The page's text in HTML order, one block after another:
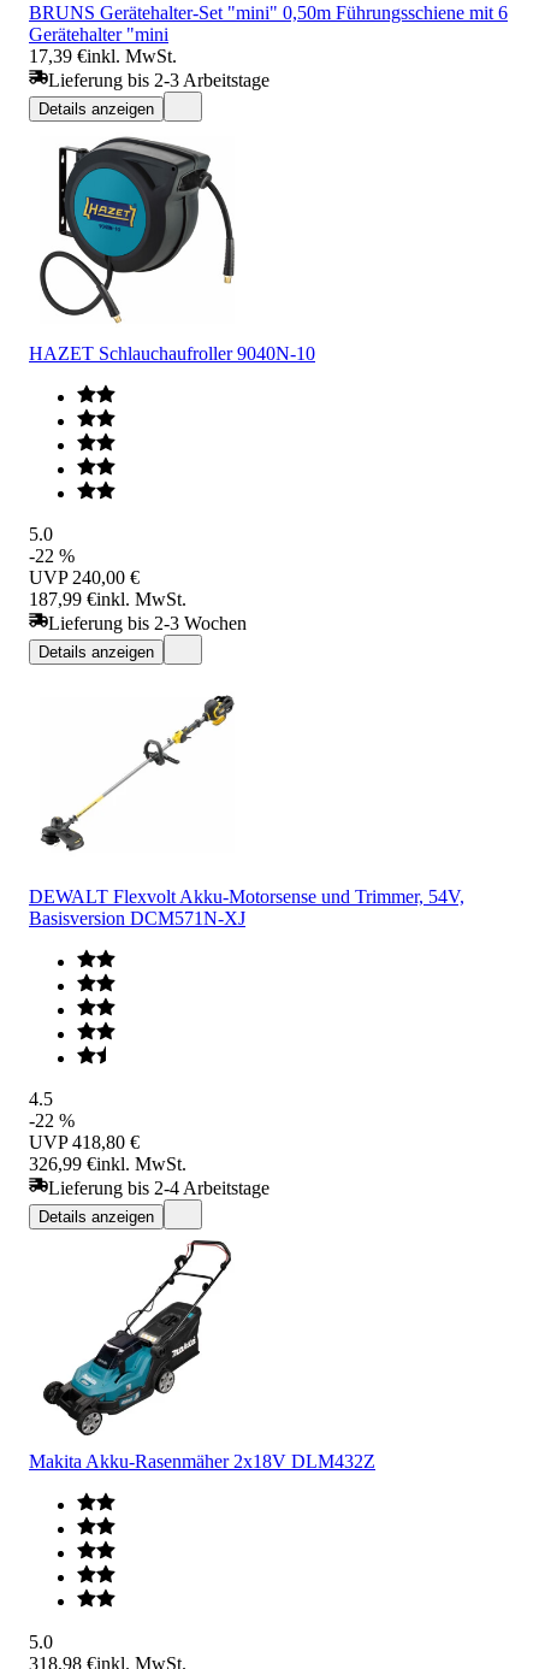
BRUNS Gerätehalter-Set "mini" 0,50m Führungsschiene mit 6
Gerätehalter "mini
17,39 €inkl. MwSt.
Lieferung bis 2-3 Arbeitstage
Details anzeigen
HAZET Schlauchaufroller 9040N-10
5.0
-22 %
UVP 240,00 €
187,99 €inkl. MwSt.
Lieferung bis 2-3 Wochen
Details anzeigen
DEWALT Flexvolt Akku-Motorsense und Trimmer, 54V,
Basisversion DCM571N-XJ
4.5
-22 %
UVP 418,80 €
326,99 €inkl. MwSt.
Lieferung bis 2-4 Arbeitstage
Details anzeigen
Makita Akku-Rasenmäher 2x18V DLM432Z
5.0
318,98 €inkl. MwSt.